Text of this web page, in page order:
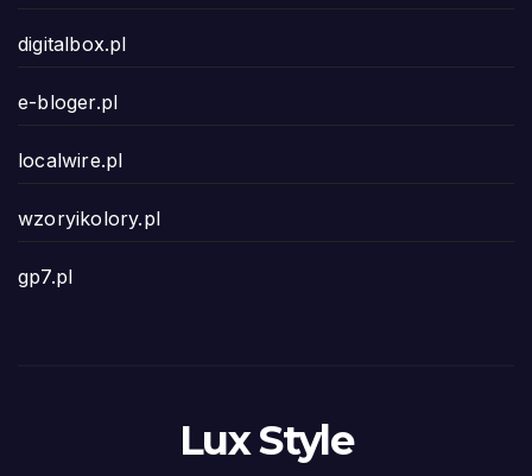
digitalbox.pl
e-bloger.pl
localwire.pl
wzoryikolory.pl
gp7.pl
Lux Style